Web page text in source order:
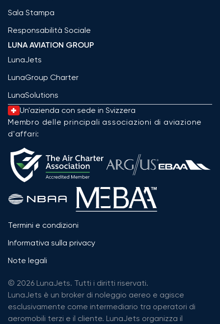
Sala Stampa
Responsabilità Sociale
LUNA AVIATION GROUP
LunaJets
LunaGroup Charter
LunaSolutions
Un'azienda con sede in Svizzera
Membro delle principali associazioni di aviazione
d'affari:
Termini e condizioni
Informativa sulla privacy
Note legali
© 2026 LunaJets. Tutti i diritti riservati.
LunaJets è un broker di noleggio aereo e agisce
esclusivamente come intermediario tra operatori di
aeromobili terzi e il cliente. LunaJets organizza il